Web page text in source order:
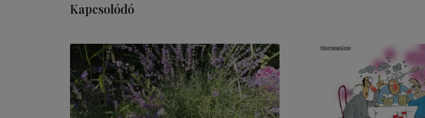
Kapcsolódó